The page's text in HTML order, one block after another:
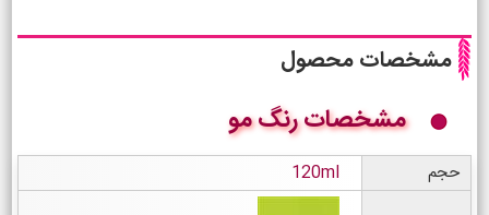
نظـر منو اعلام کن
مشخصات محصول
مشخصات رنگ مو
حجم 120ml